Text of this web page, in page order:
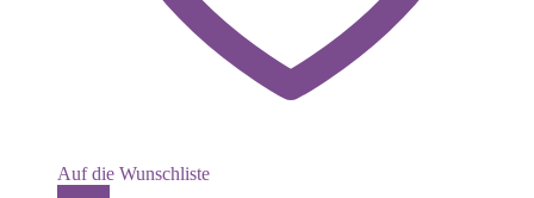
Auf die Wunschliste